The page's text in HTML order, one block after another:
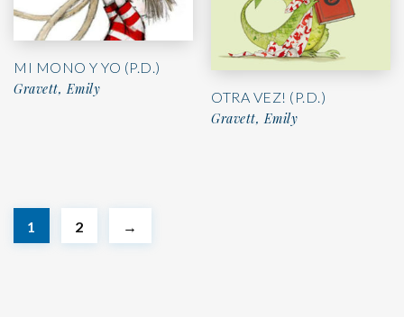
MI MONO Y YO (P.D.)
Gravett, Emily
OTRA VEZ! (P.D.)
Gravett, Emily
1 2 →